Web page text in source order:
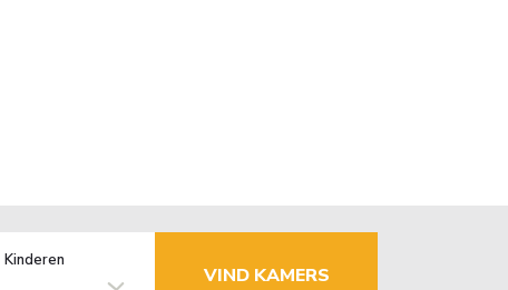
Kinderen
VIND KAMERS